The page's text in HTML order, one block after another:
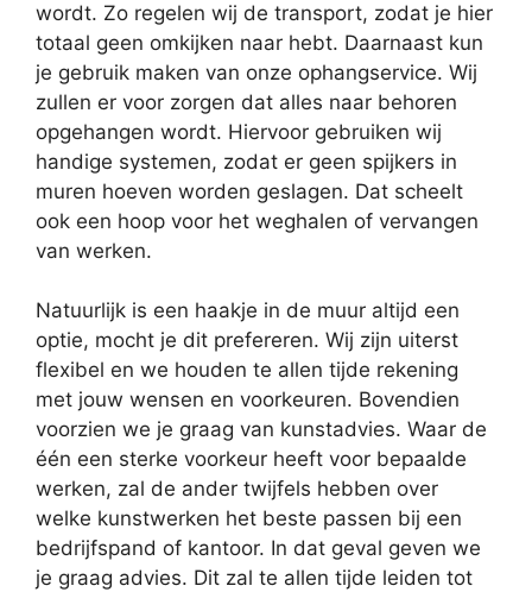
wordt. Zo regelen wij de transport, zodat je hier
totaal geen omkijken naar hebt. Daarnaast kun
je gebruik maken van onze ophangservice. Wij
zullen er voor zorgen dat alles naar behoren
opgehangen wordt. Hiervoor gebruiken wij
handige systemen, zodat er geen spijkers in
muren hoeven worden geslagen. Dat scheelt
ook een hoop voor het weghalen of vervangen
van werken.
Natuurlijk is een haakje in de muur altijd een
optie, mocht je dit prefereren. Wij zijn uiterst
flexibel en we houden te allen tijde rekening
met jouw wensen en voorkeuren. Bovendien
voorzien we je graag van kunstadvies. Waar de
één een sterke voorkeur heeft voor bepaalde
werken, zal de ander twijfels hebben over
welke kunstwerken het beste passen bij een
bedrijfspand of kantoor. In dat geval geven we
je graag advies. Dit zal te allen tijde leiden tot